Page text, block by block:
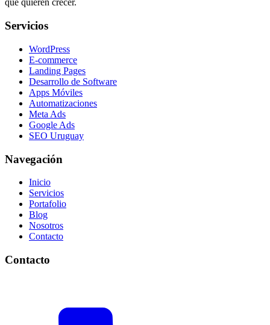
que quieren crecer.
Servicios
WordPress
E-commerce
Landing Pages
Desarrollo de Software
Apps Móviles
Automatizaciones
Meta Ads
Google Ads
SEO Uruguay
Navegación
Inicio
Servicios
Portafolio
Blog
Nosotros
Contacto
Contacto